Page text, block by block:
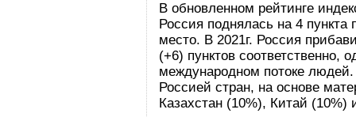
В обновленном рейтинге
Россия поднялась на 4
место. В 2021г. Россия
(+6) пунктов соответственно,
международном потоке
Россией стран, на основе
Казахстан (10%), Китай (10%)